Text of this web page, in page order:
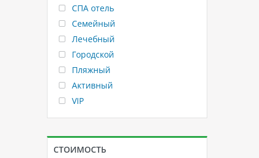
СПА отель
Семейный
Лечебный
Городской
Пляжный
Активный
VIP
СТОИМОСТЬ